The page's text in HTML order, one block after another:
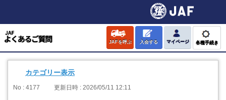
JAFを呼ぶ 入会する マイページ 各種手続き
カテゴリー表示
No : 4177 更新日時 : 2026/05/11 12:11